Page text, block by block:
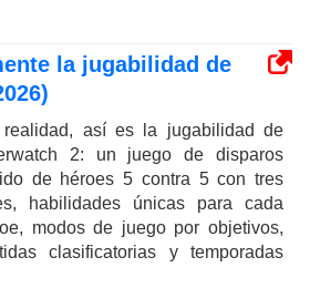
la jugabilidad de
realidad, así es la jugabilidad de
2: un juego de disparos
de héroes 5 contra 5 con tres
habilidades únicas para cada
modos de juego por objetivos,
clasificatorias y temporadas